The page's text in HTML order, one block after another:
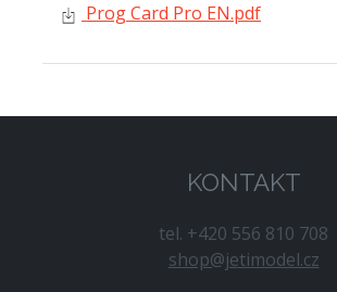
Prog Card Pro EN.pdf
KONTAKT
tel. +420 556 810 708
shop@jetimodel.cz